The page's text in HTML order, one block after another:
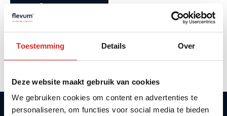
Toestemming Details Over
Deze website maakt gebruik van cookies
We gebruiken cookies om content en advertenties te
personaliseren, om functies voor social media te bieden
Transformation &
Innovation
IT, Digital Transformation